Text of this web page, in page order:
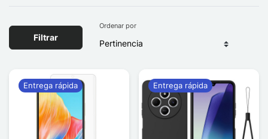
Filtrar
Ordenar por
Entrega rápida Entrega rápida